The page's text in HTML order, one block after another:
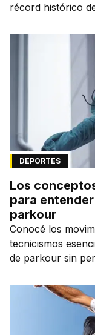
récord histórico
DEPORTES
Los
para
parkour
Conocé los
tecnicismos
de parkour sin